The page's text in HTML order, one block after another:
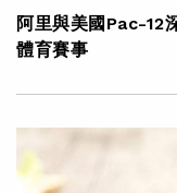
阿里與美國Pac-12
體育賽事